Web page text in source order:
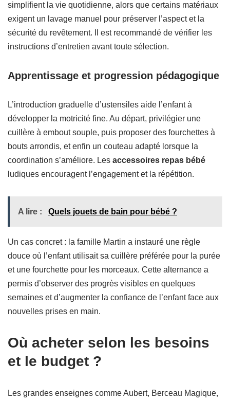
simplifient la vie quotidienne, alors que certains matériaux
exigent un lavage manuel pour préserver l’aspect et la
sécurité du revêtement. Il est recommandé de vérifier les
instructions d’entretien avant toute sélection.
Apprentissage et progression pédagogique
L’introduction graduelle d’ustensiles aide l’enfant à
développer la motricité fine. Au départ, privilégier une
cuillère à embout souple, puis proposer des fourchettes à
bouts arrondis, et enfin un couteau adapté lorsque la
coordination s’améliore. Les accessoires repas bébé
ludiques encouragent l’engagement et la répétition.
A lire : Quels jouets de bain pour bébé ?
Un cas concret : la famille Martin a instauré une règle
douce où l’enfant utilisait sa cuillère préférée pour la purée
et une fourchette pour les morceaux. Cette alternance a
permis d’observer des progrès visibles en quelques
semaines et d’augmenter la confiance de l’enfant face aux
nouvelles prises en main.
Où acheter selon les besoins
et le budget ?
Les grandes enseignes comme Aubert, Berceau Magique,